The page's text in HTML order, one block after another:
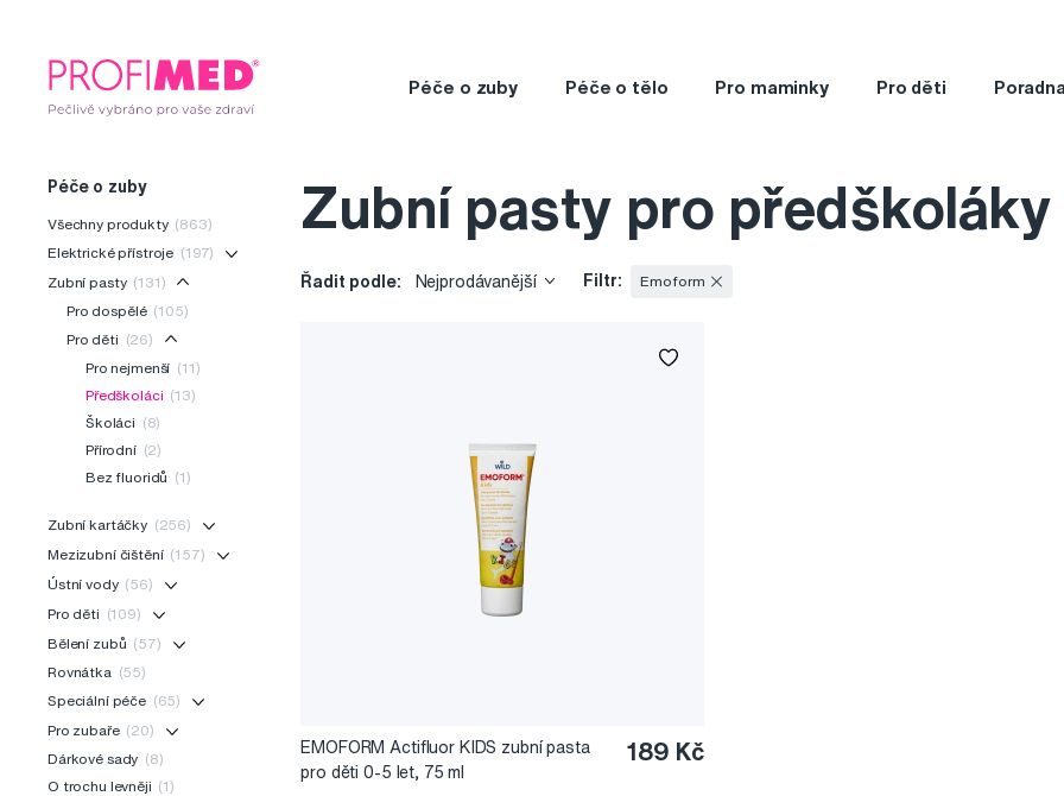
Péče o zuby Péče o tělo Pro maminky Pro děti
Péče o zuby
Všechny produkty (863)
Elektrické přístroje (197)
Zubní pasty (131)
Pro dospělé (105)
Pro děti
(26)
Pro nejmenší (11)
Předškoláci (13)
Školáci (8)
Přírodní (2)
Bez fluoridů (1)
Zubní kartáčky (256)
Mezizubní čištění (157)
Ústní vody (56)
Pro děti
(109)
Bělení zubů (57)
Rovnátka
(55)
Speciální péče (65)
Pro zubaře (20)
Dárkové sady (8)
O trochu levněji (1)
Zubní pasty pro předškoláky
Řadit podle: Nejprodávanější Filtr: Emoform
EMOFORM Actifluor KIDS zubní pasta
pro děti 0-5 let, 75 ml
189 Kč